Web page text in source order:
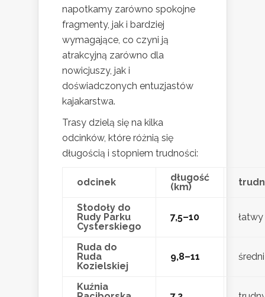
napotkamy zarówno spokojne
fragmenty, jak i bardziej
wymagające, co czyni ją
atrakcyjną zarówno dla
nowicjuszy, jak i
doświadczonych entuzjastów
kajakarstwa.
Trasy dzielą się na kilka
odcinków, które różnią się
długością i stopniem trudności:
odcinek
długość
(km)
Stodoły do
Rudy Parku
Cysterskiego
7,5–10 łatwy
Ruda do
Ruda
Kozielskiej
9,8–11 średni
Kuźnia